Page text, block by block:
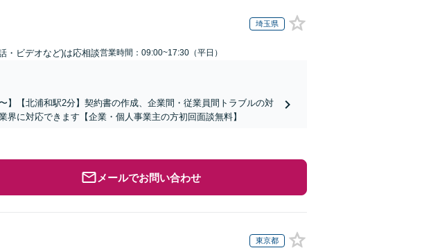
埼玉県
・ビデオなど)は応相談営業時間：09:00~17:30（平日）
】【北浦和駅2分】契約書の作成、企業間・従業員間トラブルの対
に対応できます【企業・個人事業主の方初回面談無料】
メールでお問い合わせ
東京都